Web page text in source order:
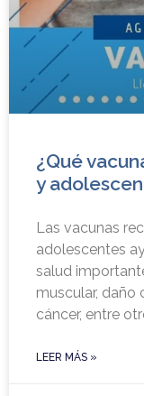
¿Qué
y
Las vacunas
adolescentes
salud
muscular, daño
cáncer, entre
LEER MÁS »